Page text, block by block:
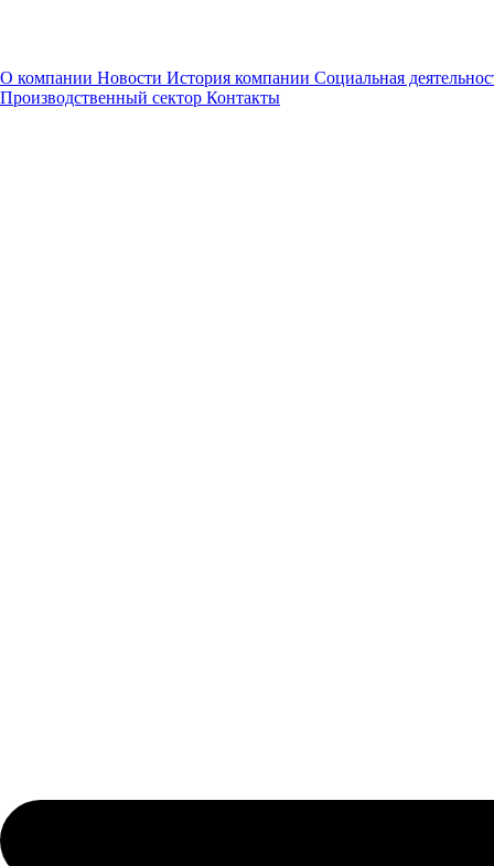
О компании Новости История компании Социальная
Производственный сектор Контакты